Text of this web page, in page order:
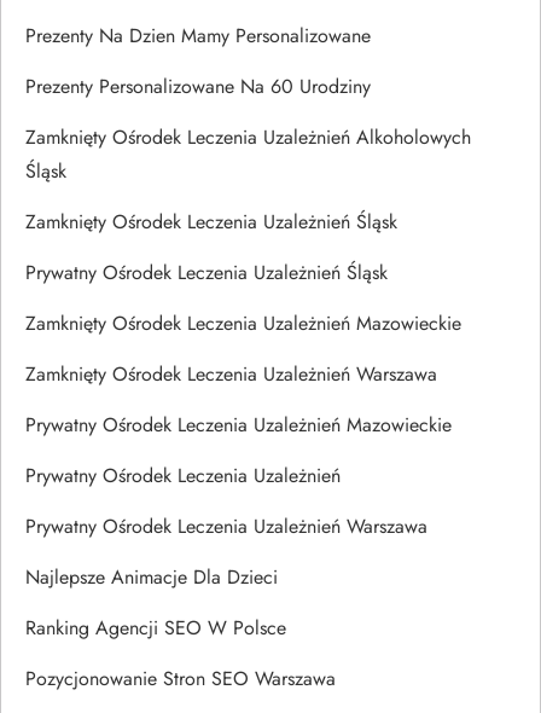
Prezenty Na Dzien Mamy Personalizowane
Prezenty Personalizowane Na 60 Urodziny
Zamknięty Ośrodek Leczenia Uzależnień Alkoholowych
Śląsk
Zamknięty Ośrodek Leczenia Uzależnień Śląsk
Prywatny Ośrodek Leczenia Uzależnień Śląsk
Zamknięty Ośrodek Leczenia Uzależnień Mazowieckie
Zamknięty Ośrodek Leczenia Uzależnień Warszawa
Prywatny Ośrodek Leczenia Uzależnień Mazowieckie
Prywatny Ośrodek Leczenia Uzależnień
Prywatny Ośrodek Leczenia Uzależnień Warszawa
Najlepsze Animacje Dla Dzieci
Ranking Agencji SEO W Polsce
Pozycjonowanie Stron SEO Warszawa